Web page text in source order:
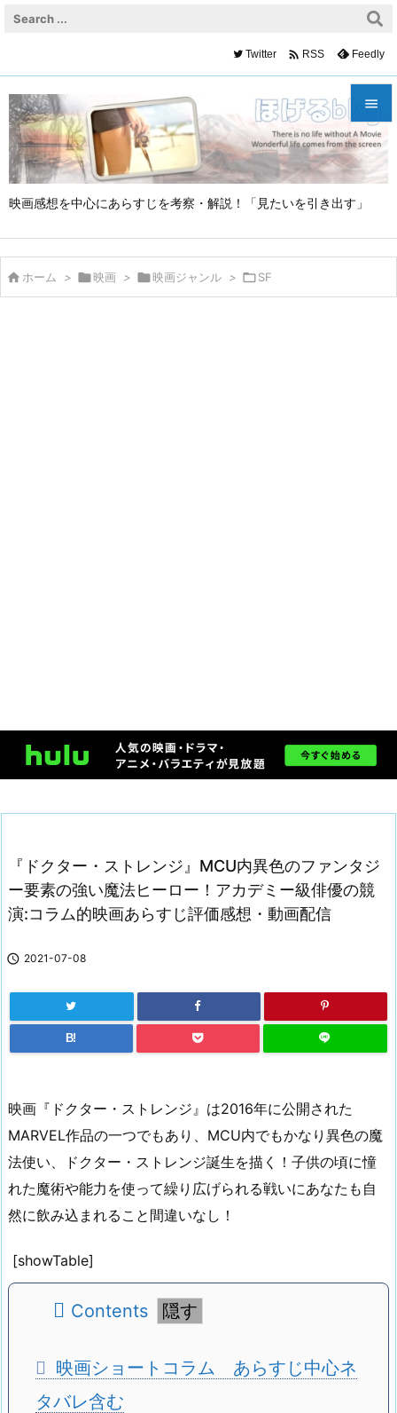
映画感想を中心にあらすじを考察・解説！「見たいを引き出す」


メニュ

サイド
次へ
Twitter  RSS Feedly
 ホーム > 映画 > 映画ジャンル > SF
『ドクター・ストレンジ』MCU内異色のファンタジ
ー要素の強い魔法ヒーロー！アカデミー級俳優の競
演:コラム的映画あらすじ評価感想・動画配信
 2021-07-08
B!
映画『ドクター・ストレンジ』は2016年に公開された
MARVEL作品の一つでもあり、MCU内でもかなり異色の魔
法使い、ドクター・ストレンジ誕生を描く！子供の頃に憧
れた魔術や能力を使って繰り広げられる戦いにあなたも自
然に飲み込まれること間違いなし！
[showTable]
Contents
映画ショートコラム あらすじ中心ネ
タバレ含む